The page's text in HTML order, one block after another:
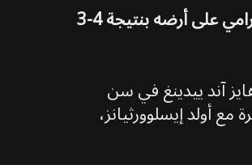
على تحقيق فوز درامي على أرضه بنتيجة 4-3
آند ييدينغ في سن
مع أولد إيسلوورثيانز،